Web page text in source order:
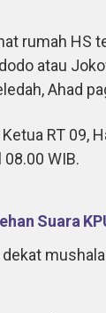
rumah HS
atau
Ahad
RT 09,
WIB.
Suara